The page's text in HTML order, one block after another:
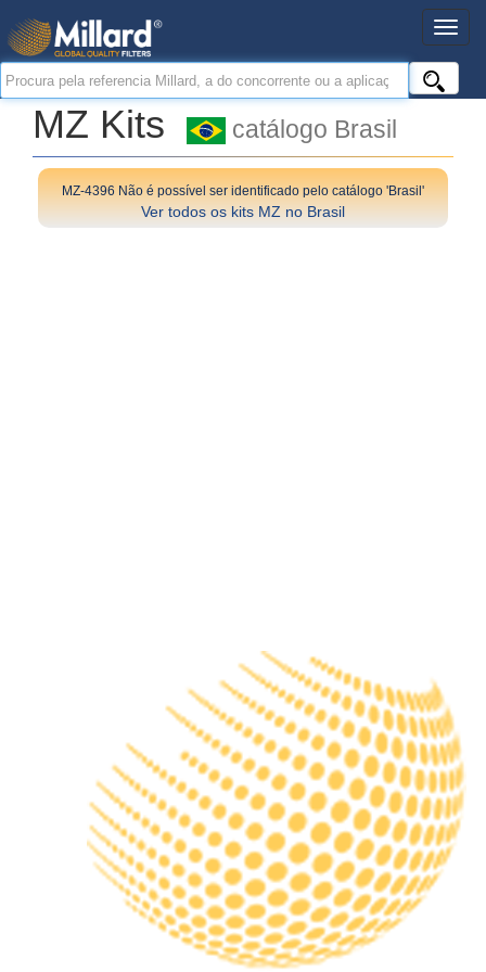
MZ Kits catálogo Brasil
MZ-4396 Não é possível ser identificado pelo catálogo 'Brasil'
Ver todos os kits MZ no Brasil